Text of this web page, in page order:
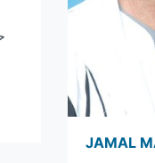
JAMAL